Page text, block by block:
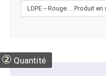
② Quantité